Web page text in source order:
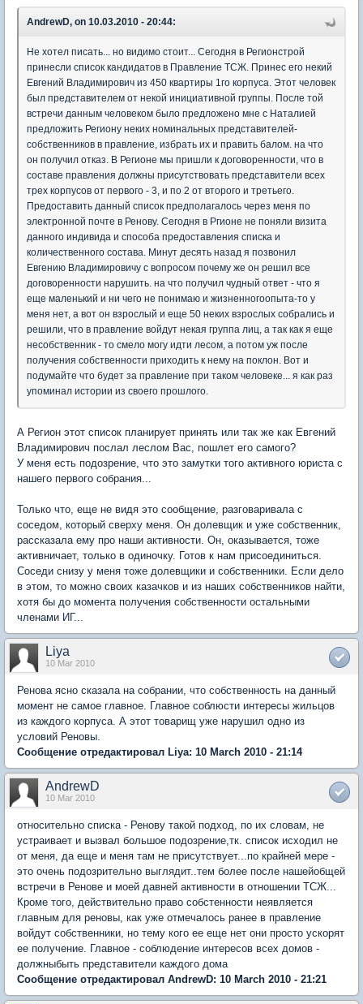
AndrewD, on 10.03.2010 - 20:44:
Не хотел писать... но видимо стоит... Сегодня в Регионстрой
принесли список кандидатов в Правление ТСЖ. Принес его некий
Евгений Владимирович из 450 квартиры 1го корпуса. Этот человек
был представителем от некой инициативной группы. После той
встречи данным человеком было предложено мне с Наталией
предложить Региону неких номинальных представителей-
собственников в правление, избрать их и править балом. на что
он получил отказ. В Регионе мы пришли к договоренности, что в
составе правления должны присутствовать представители всех
трех корпусов от первого - 3, и по 2 от второго и третьего.
Предоставить данный список предполагалось через меня по
электронной почте в Ренову. Сегодня в Ргионе не поняли визита
данного индивида и способа предоставления списка и
количественного состава. Минут десять назад я позвонил
Евгению Владимировичу с вопросом почему же он решил все
договоренности нарушить. на что получил чудный ответ - что я
еще маленький и ни чего не понимаю и жизненногоопыта-то у
меня нет, а вот он взрослый и еще 50 неких взрослых собрались и
решили, что в правление войдут некая группа лиц, а так как я еще
несобственник - то смело могу идти лесом, а потом уж после
получения собственности приходить к нему на поклон. Вот и
подумайте что будет за правление при таком человеке... я как раз
упоминал истории из своего прошлого.
А Регион этот список планирует принять или так же как Евгений
Владимирович послал леслом Вас, пошлет его самого?
У меня есть подозрение, что это замутки того активного юриста с
нашего первого собрания...
Только что, еще не видя это сообщение, разговаривала с
соседом, который сверху меня. Он долевщик и уже собственник,
рассказала ему про наши активности. Он, оказывается, тоже
активничает, только в одиночку. Готов к нам присоединиться.
Соседи снизу у меня тоже долевщики и собственники. Если дело
в этом, то можно своих казачков и из наших собственников найти,
хотя бы до момента получения собственности остальными
членами ИГ...
Liya
10 Mar 2010
Ренова ясно сказала на собрании, что собственность на данный
момент не самое главное. Главное соблюсти интересы жильцов
из каждого корпуса. А этот товарищ уже нарушил одно из
условий Реновы.
Сообщение отредактировал Liya: 10 March 2010 - 21:14
AndrewD
10 Mar 2010
относительно списка - Ренову такой подход, по их словам, не
устраивает и вызвал большое подозрение,тк. список исходил не
от меня, да еще и меня там не присутствует...по крайней мере -
это очень подозрительно выглядит..тем более после нашейобщей
встречи в Ренове и моей давней активности в отношении ТСЖ...
Кроме того, действительно право собстенности неявляется
главным для реновы, как уже отмечалось ранее в правление
войдут собственники, но тему кого ее еще нет они просто ускорят
ее получение. Главное - соблюдение интересов всех домов -
должныбыть представители каждого дома
Сообщение отредактировал AndrewD: 10 March 2010 - 21:21